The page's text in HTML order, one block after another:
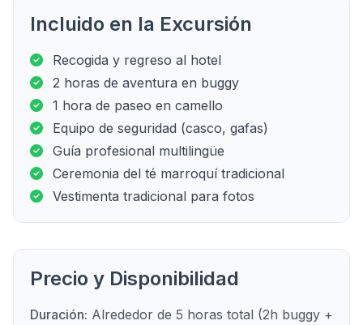
Incluido en la Excursión
Recogida y regreso al hotel
2 horas de aventura en buggy
1 hora de paseo en camello
Equipo de seguridad (casco, gafas)
Guía profesional multilingüe
Ceremonia del té marroquí tradicional
Vestimenta tradicional para fotos
Precio y Disponibilidad
Duración: Alrededor de 5 horas total (2h buggy +